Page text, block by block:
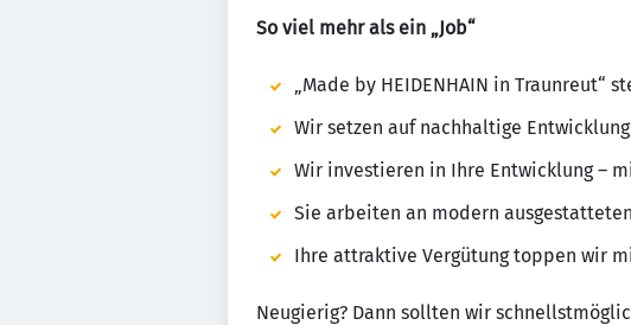
So viel mehr als ein „Job“
„Made by HEIDENHAIN in
Wir setzen auf nachhaltige
Wir investieren in Ihre Entwicklung –
Sie arbeiten an modern
Ihre attraktive Vergütung toppen wir
Neugierig? Dann sollten wir